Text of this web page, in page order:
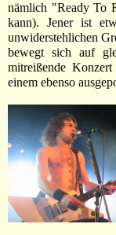
nämlich "Ready To
kann). Jener ist
unwiderstehlichen
bewegt sich auf
mitreißende
einem ebenso